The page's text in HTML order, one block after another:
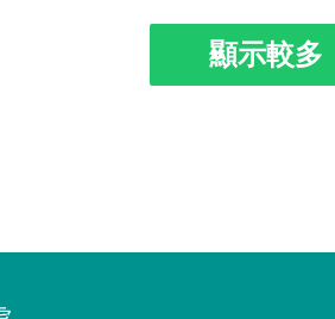
顯示較多